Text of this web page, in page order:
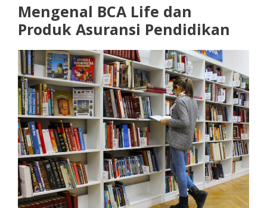
Mengenal BCA Life dan
Produk Asuransi Pendidikan